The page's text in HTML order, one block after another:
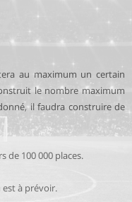
au maximum un certain
le nombre maximum
il faudra construire de
de 100 000 places.
à prévoir.